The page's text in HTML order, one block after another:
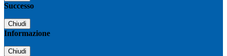
Successo
Chiudi
Informazione
Chiudi